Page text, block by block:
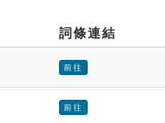
詞條連結
前往
前往